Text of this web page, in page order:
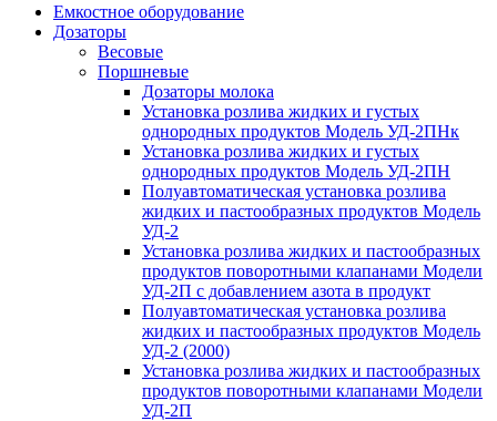
Емкостное оборудование
Дозаторы
Весовые
Поршневые
Дозаторы молока
Установка розлива жидких и густых
однородных продуктов Модель УД-2ПНк
Установка розлива жидких и густых
однородных продуктов Модель УД-2ПН
Полуавтоматическая установка розлива
жидких и пастообразных продуктов Модель
УД-2
Установка розлива жидких и пастообразных
продуктов поворотными клапанами Модели
УД-2П с добавлением азота в продукт
Полуавтоматическая установка розлива
жидких и пастообразных продуктов Модель
УД-2 (2000)
Установка розлива жидких и пастообразных
продуктов поворотными клапанами Модели
УД-2П